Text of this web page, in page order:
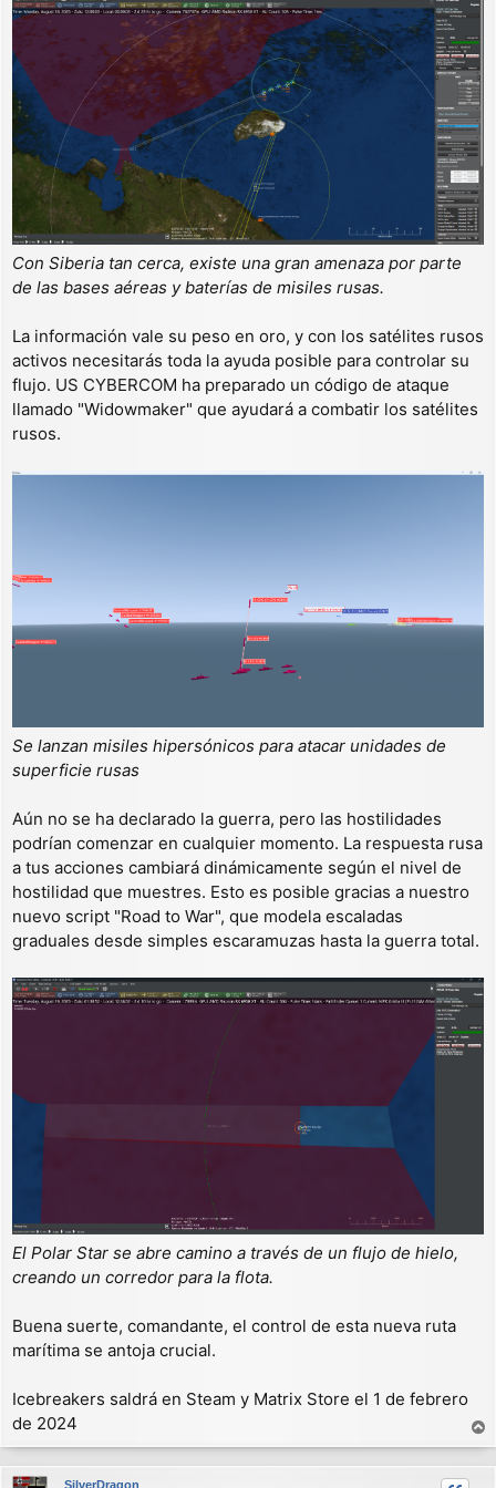
Con Siberia tan cerca, existe una gran amenaza por parte
de las bases aéreas y baterías de misiles rusas.
La información vale su peso en oro, y con los satélites rusos
activos necesitarás toda la ayuda posible para controlar su
flujo. US CYBERCOM ha preparado un código de ataque
llamado "Widowmaker" que ayudará a combatir los satélites
rusos.
Se lanzan misiles hipersónicos para atacar unidades de
superficie rusas
Aún no se ha declarado la guerra, pero las hostilidades
podrían comenzar en cualquier momento. La respuesta rusa
a tus acciones cambiará dinámicamente según el nivel de
hostilidad que muestres. Esto es posible gracias a nuestro
nuevo script "Road to War", que modela escaladas
graduales desde simples escaramuzas hasta la guerra total.
El Polar Star se abre camino a través de un flujo de hielo,
creando un corredor para la flota.
Buena suerte, comandante, el control de esta nueva ruta
marítima se antoja crucial.
Icebreakers saldrá en Steam y Matrix Store el 1 de febrero
de 2024
r
r
SilverDragon